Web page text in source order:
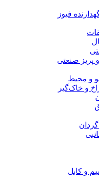
فیوز
پریز صنعتی
و محیط
و خاک‌گیر
گردان
و کابل